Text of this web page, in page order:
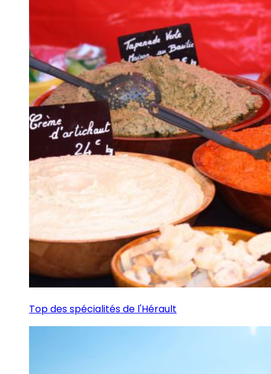
Top des spécialités de l'Hérault